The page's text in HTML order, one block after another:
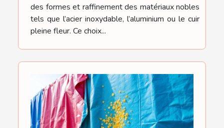
des formes et raffinement des matériaux nobles
tels que l’acier inoxydable, l’aluminium ou le cuir
pleine fleur. Ce choix...